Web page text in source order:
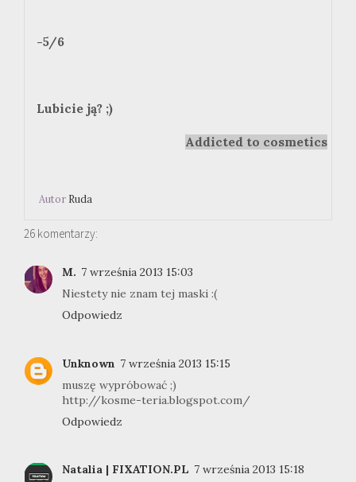
-5/6
Lubicie ją? ;)
Addicted to cosmetics
Autor Ruda
26 komentarzy:
M. 7 września 2013 15:03
Niestety nie znam tej maski :(
Odpowiedz
Unknown 7 września 2013 15:15
muszę wypróbować ;)
http://kosme-teria.blogspot.com/
Odpowiedz
Natalia | FIXATION.PL 7 września 2013 15:18